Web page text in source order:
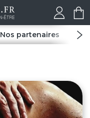
Nos partenaires Spas